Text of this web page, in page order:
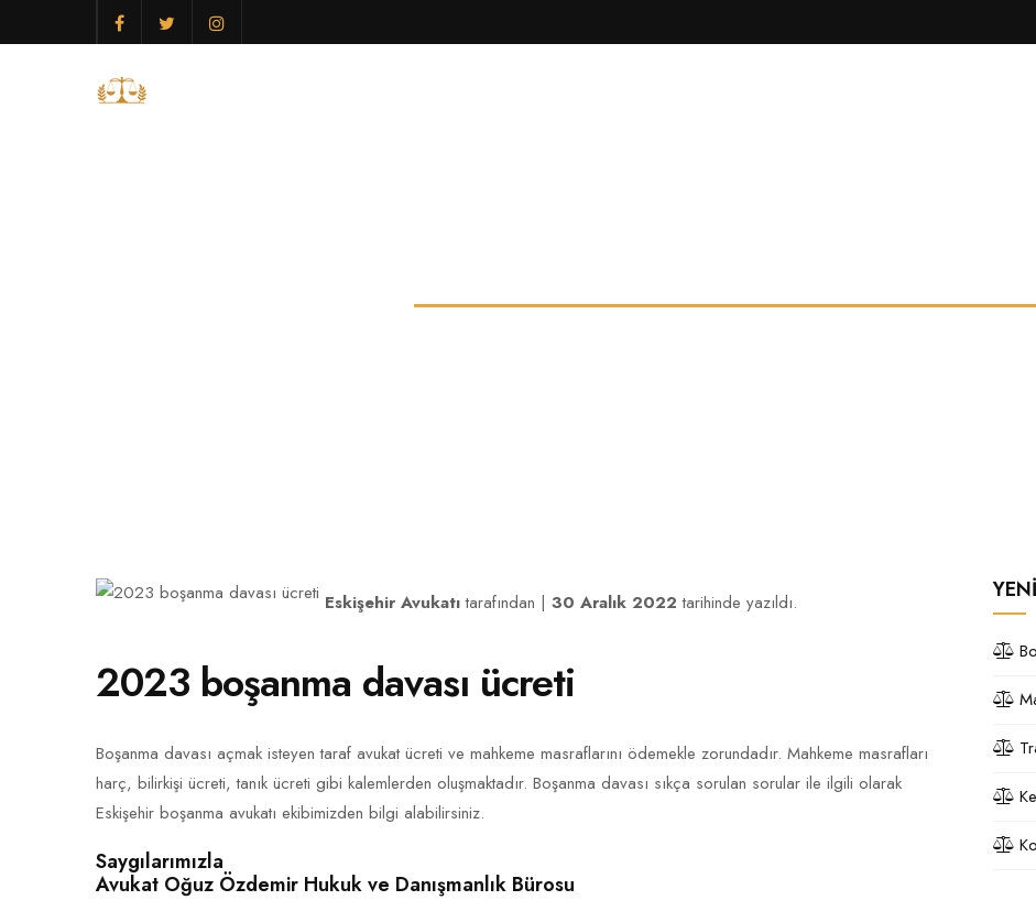
Eskişehir Avukatıtarafından | 30 Aralık 2022 tarihinde yazıldı.
2023 boşanma davası ücreti
Boşanma davası açmak isteyen taraf avukat ücreti ve mahkeme masraflarını ödemekle zorundadır. Mahkeme masrafları
harç, bilirkişi ücreti, tanık ücreti gibi kalemlerden oluşmaktadır. Boşanma davası sıkça sorulan sorular ile ilgili olarak
Eskişehir boşanma avukatı ekibimizden bilgi alabilirsiniz.
Saygılarımızla
Avukat Oğuz Özdemir Hukuk ve Danışmanlık Bürosu